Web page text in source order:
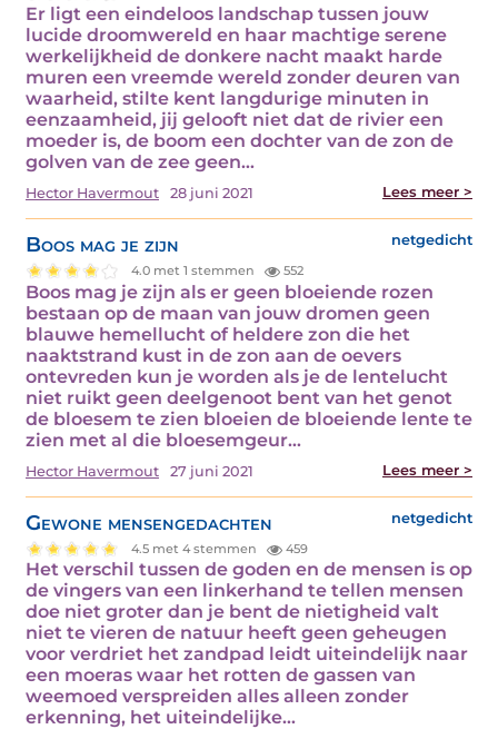
Er ligt een eindeloos landschap tussen jouw
lucide droomwereld en haar machtige serene
werkelijkheid de donkere nacht maakt harde
muren een vreemde wereld zonder deuren van
waarheid, stilte kent langdurige minuten in
eenzaamheid, jij gelooft niet dat de rivier een
moeder is, de boom een dochter van de zon de
golven van de zee geen…
Hector Havermout 28 juni 2021 Lees meer >
Boos mag je zijn netgedicht
4.0 met 1 stemmen 552
Boos mag je zijn als er geen bloeiende rozen
bestaan op de maan van jouw dromen geen
blauwe hemellucht of heldere zon die het
naaktstrand kust in de zon aan de oevers
ontevreden kun je worden als je de lentelucht
niet ruikt geen deelgenoot bent van het genot
de bloesem te zien bloeien de bloeiende lente te
zien met al die bloesemgeur…
Hector Havermout 27 juni 2021 Lees meer >
Gewone mensengedachten netgedicht
4.5 met 4 stemmen 459
Het verschil tussen de goden en de mensen is op
de vingers van een linkerhand te tellen mensen
doe niet groter dan je bent de nietigheid valt
niet te vieren de natuur heeft geen geheugen
voor verdriet het zandpad leidt uiteindelijk naar
een moeras waar het rotten de gassen van
weemoed verspreiden alles alleen zonder
erkenning, het uiteindelijke…